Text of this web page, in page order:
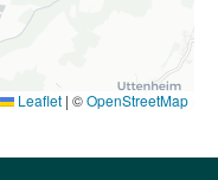
Leaflet | ©OpenStreetMap